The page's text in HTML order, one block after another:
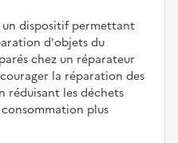
un dispositif permettant
d'objets du
chez un réparateur
la réparation des
réduisant les déchets
plus